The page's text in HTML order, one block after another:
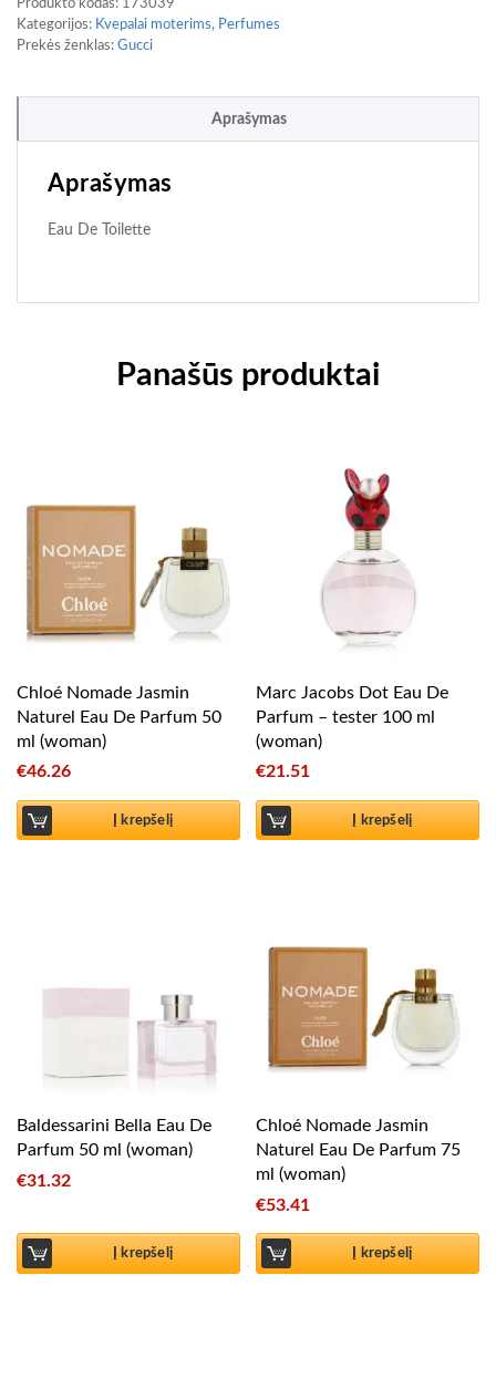
Produkto kodas: 173039
Kategorijos: Kvepalai moterims, Perfumes
Prekės ženklas: Gucci
Aprašymas
Aprašymas
Eau De Toilette
Panašūs produktai
Chloé Nomade Jasmin
Naturel Eau De Parfum 50
ml (woman)
€46.26
Į krepšelį
Marc Jacobs Dot Eau De
Parfum – tester 100 ml
(woman)
€21.51
Į krepšelį
Baldessarini Bella Eau De
Parfum 50 ml (woman)
€31.32
Į krepšelį
Chloé Nomade Jasmin
Naturel Eau De Parfum 75
ml (woman)
€53.41
Į krepšelį